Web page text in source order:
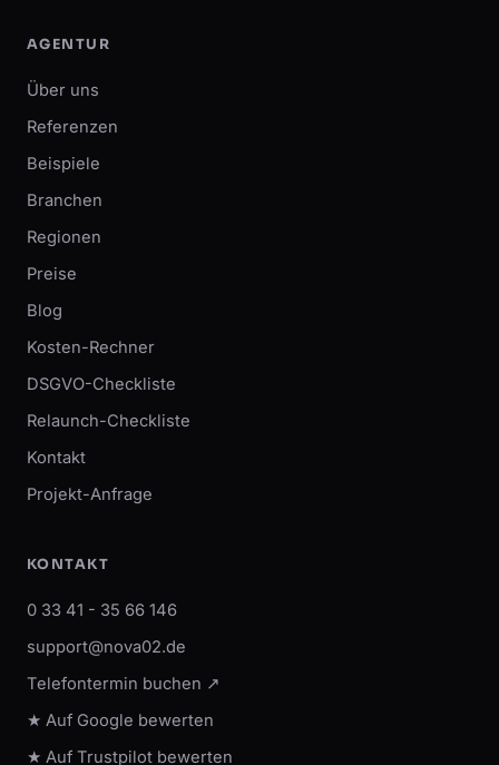
AGENTUR
Über uns
Referenzen
Beispiele
Branchen
Regionen
Preise
Blog
Kosten-Rechner
DSGVO-Checkliste
Relaunch-Checkliste
Kontakt
Projekt-Anfrage
KONTAKT
0 33 41 - 35 66 146
support@nova02.de
Telefontermin buchen ↗
★ Auf Google bewerten
★ Auf Trustpilot bewerten